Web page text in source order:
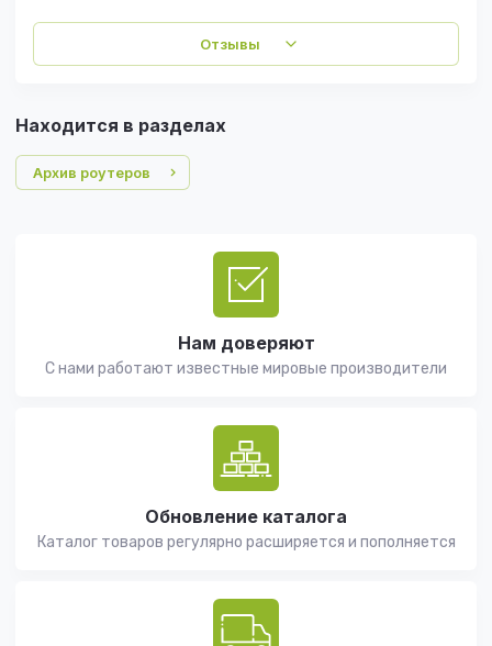
Отзывы
Находится в разделах
Архив роутеров
Нам доверяют
С нами работают известные мировые производители
Обновление каталога
Каталог товаров регулярно расширяется и пополняется